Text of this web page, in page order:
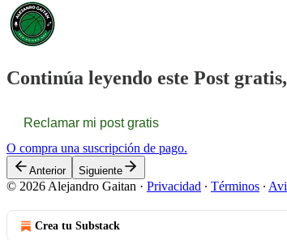
Continúa leyendo este Post
Reclamar mi post gratis
O compra una suscripción de pago.
Anterior Siguiente
© 2026 Alejandro Gaitan · Privacidad ∙ Términos ∙
Crea tu Substack